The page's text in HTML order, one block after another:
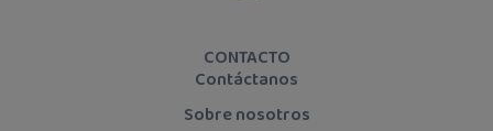
CONTACTO
Contáctanos
Sobre nosotros